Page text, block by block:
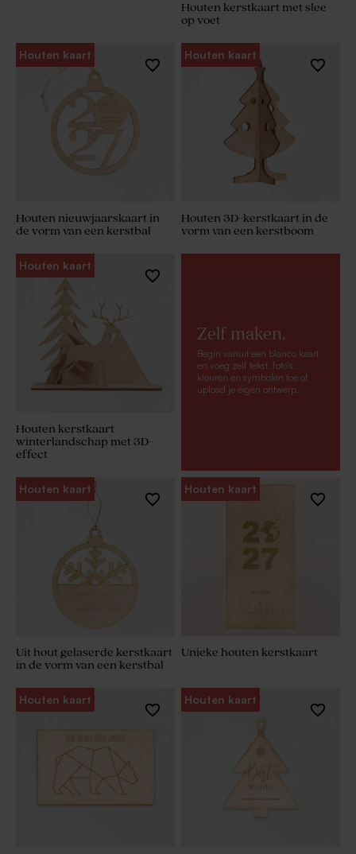
Zelf maken.
Begin vanuit een blanco kaart
en voeg zelf tekst, foto's,
kleuren en symbolen toe of
upload je eigen ontwerp.
Houten kerstkaart met slee
op voet
Houten kaart
Houten nieuwjaarskaart in
de vorm van een kerstbal
Houten kaart
Houten 3D-kerstkaart in de
vorm van een kerstboom
Houten kaart
Houten kerstkaart
winterlandschap met 3D-
effect
Houten kaart
Uit hout gelaserde kerstkaart
in de vorm van een kerstbal
Houten kaart
Unieke houten kerstkaart
Houten kaart Houten kaart